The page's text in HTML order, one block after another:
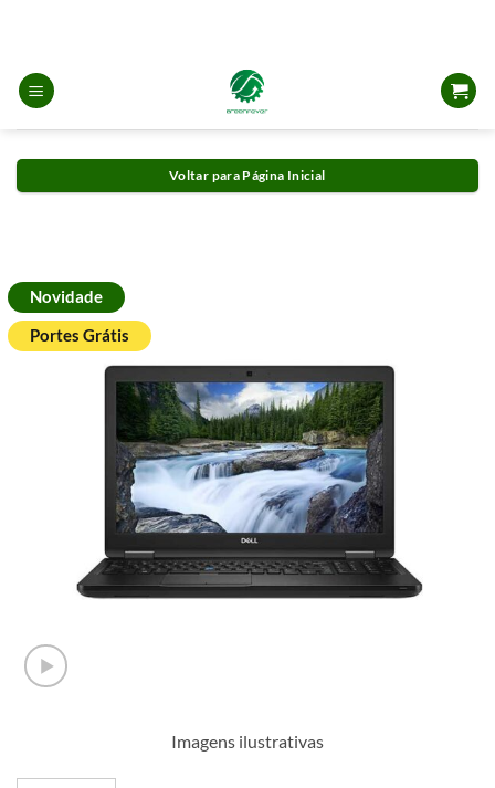
content
Voltar para Página Inicial
Novidade
Portes Grátis
Imagens ilustrativas